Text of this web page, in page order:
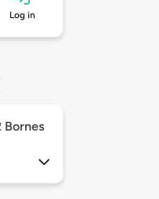
Log in
Bornes